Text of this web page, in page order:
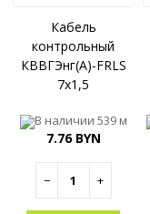
Кабель
контрольный
КВВГЭнг(A)-FRLS
7x1,5
В наличии 539 м
7.76 BYN
− +